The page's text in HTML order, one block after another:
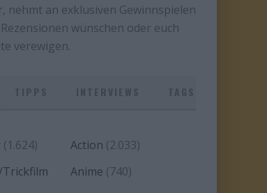
nehmt an exklusiven Gewinnspielen
wünschen oder euch
verewigen.
(1.624) Action (2.033)
Anime (740)